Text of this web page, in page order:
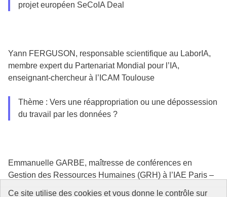
Ce site utilise des cookies et vous donne le contrôle sur
projet européen SeCoIA Deal
Yann FERGUSON, responsable scientifique au LaborIA,
membre expert du Partenariat Mondial pour l’IA,
enseignant-chercheur à l’ICAM Toulouse
Thème : Vers une réappropriation ou une dépossession
du travail par les données ?
Emmanuelle GARBE, maîtresse de conférences en
Gestion des Ressources Humaines (GRH) à l’IAE Paris –